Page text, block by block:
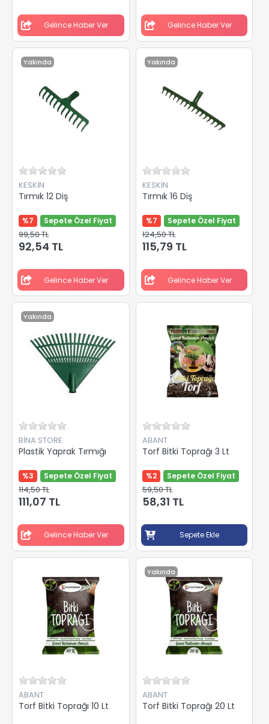
Gelince Haber Ver Gelince Haber Ver
Yakında
KESKİN
Tırmık 12 Diş
%7 Sepete Özel Fiyat
99,50 TL
92,54 TL
Gelince Haber Ver
Yakında
KESKİN
Tırmık 16 Diş
%7 Sepete Özel Fiyat
124,50 TL
115,79 TL
Gelince Haber Ver
Yakında
BİNA STORE
Plastik Yaprak Tırmığı
%3 Sepete Özel Fiyat
114,50 TL
111,07 TL
Gelince Haber Ver
ABANT
Torf Bitki Toprağı 3 Lt
%2 Sepete Özel Fiyat
59,50 TL
58,31 TL
Sepete Ekle
ABANT
Torf Bitki Toprağı 10 Lt
Yakında
ABANT
Torf Bitki Toprağı 20 Lt